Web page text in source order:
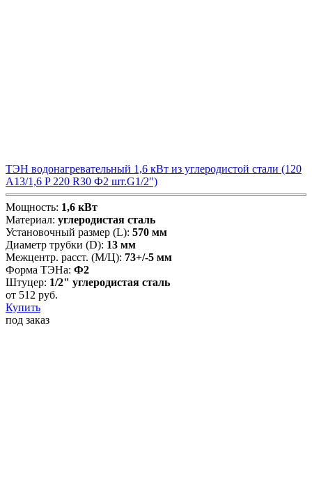
ТЭН водонагревательный 1,6 кВт из углеродистой стали (120
А13/1,6 P 220 R30 Ф2 шт.G1/2")
Мощность: 1,6 кВт
Материал: углеродистая сталь
Установочный размер (L): 570 мм
Диаметр трубки (D): 13 мм
Межцентр. расст. (М/Ц): 73+/-5 мм
Форма ТЭНа: Ф2
Штуцер: 1/2" углеродистая сталь
от 512 руб.
Купить
под заказ